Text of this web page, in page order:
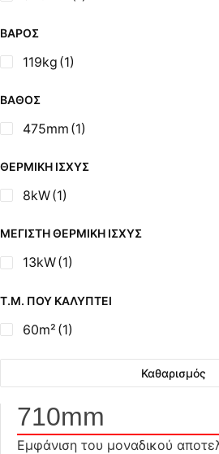
Σόμπες Ξύλου από Ατσάλι με
Σόμπες Πετρελαίου (Alfatherm)
Σόμπες Πετρελαίου (Assos)
Σόμπες Πετρελαίου (StarStoves)
Σόμπες Πετρελαίου (ΟΒΕΛ)
Σόμπες Πετρελαίου
Σόμπες Υγραερίου
Σούβλες - Εργαλεία Ψησίματος
Σωλήνες (Μπουριά),
Τζάκια - Εστίες
Ψησταριές
ΒΆΡΟΣ
119kg (1)
ΒΆΘΟΣ
475mm (1)
ΘΕΡΜΙΚΉ ΙΣΧΎΣ
8kW(1)
ΜΈΓΙΣΤΗ ΘΕΡΜΙΚΉ ΙΣΧΎΣ
13kW(1)
Τ.Μ. ΠΟΥ ΚΑΛΎΠΤΕΙ
60m² (1)
Καθαρισμός
710mm
Εμφάνιση του μοναδικού